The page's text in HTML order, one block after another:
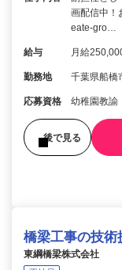
画配信中！
eate-gro…
給与 月給
勤務地 千葉県船橋
応募資格 幼稚園教
後で見る
橋梁工事の技術
東綱橋梁株式会社